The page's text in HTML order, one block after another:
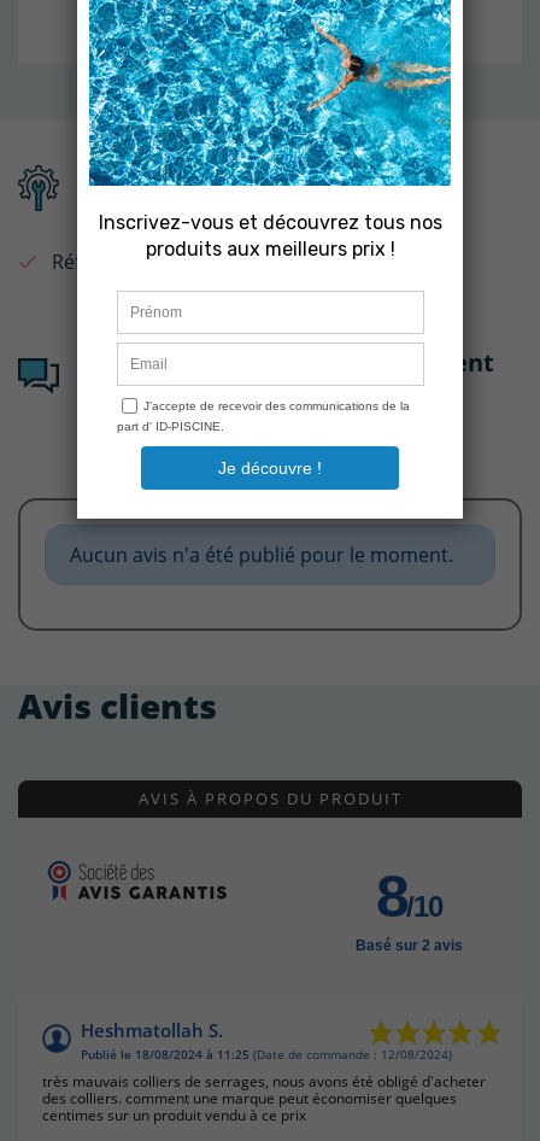
Fiche technique
Référence :170566
Avis clients sur : Kit remplacement
robinets chaud / froid douche
GIORDANO
Aucun avis n'a été publié pour le moment.
Avis clients
AVIS À PROPOS DU PRODUIT
8/10
Basé sur 2 avis
Heshmatollah S.
Publié le 18/08/2024 à 11:25 (Date de commande : 12/08/2024)
très mauvais colliers de serrages, nous avons été obligé d'acheter
des colliers. comment une marque peut économiser quelques
centimes sur un produit vendu à ce prix